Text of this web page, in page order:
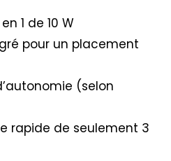
1 de 10 W
pour un placement
(selon
rapide de seulement 3